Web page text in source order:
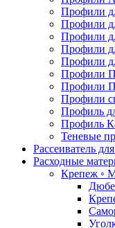
Профили
Профили
Профили
Профили
Профили
Профили
Профили
Профили
Профиль
Профиль
Теневые
Рассеиватель
Расходные
Крепеж ◦